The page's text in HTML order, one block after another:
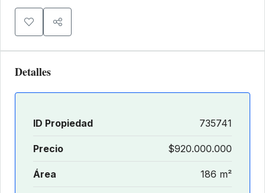
Detalles
ID Propiedad 735741
Precio $920.000.000
Área 186 m²